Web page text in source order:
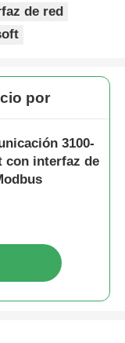
de red
por
3100-
con interfaz de